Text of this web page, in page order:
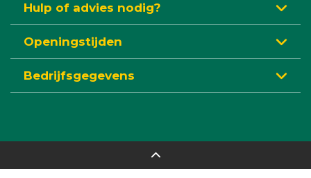
Hulp of advies nodig?
Openingstijden
Bedrijfsgegevens